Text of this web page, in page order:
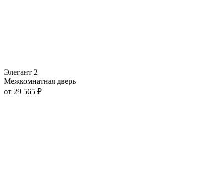
Элегант 2
Межкомнатная дверь
от 29 565 ₽